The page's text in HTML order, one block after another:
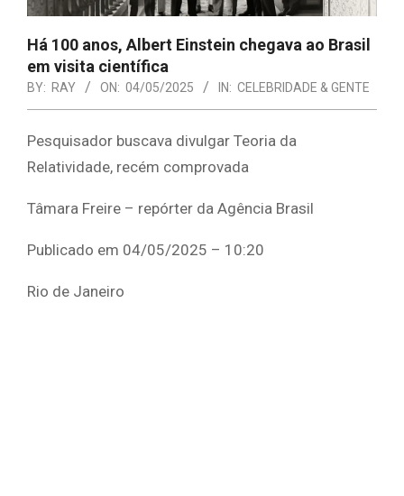
Há 100 anos, Albert Einstein chegava ao Brasil
em visita científica
BY: RAY ON: 04/05/2025 IN: CELEBRIDADE & GENTE
Pesquisador buscava divulgar Teoria da
Relatividade, recém comprovada
Tâmara Freire – repórter da Agência Brasil
Publicado em 04/05/2025 – 10:20
Rio de Janeiro